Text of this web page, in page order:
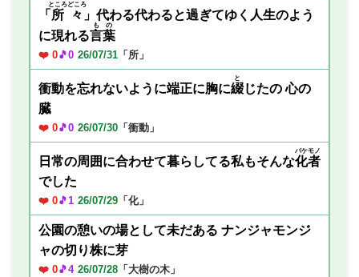
「 所々
ところどころ
」代わる代わると過ぎてゆく人生のよう
に現れる言葉
もの
❤️ 0🎵0 26/07/31 「所」
衝動を忘れないように端正に胸に綴
と
じたの 心の
臓
❤️ 0🎵0 26/07/30 「衝動」
日常の周囲に合わせて暮らしてる私もそんな化者
バケモノ
でした
❤️ 0🎵1 26/07/29 「化」
公園の憩いの場として未だある ナンジャモンジ
ャの切り株に芽
❤️ 0🎵4 26/07/28 「大樹の木」